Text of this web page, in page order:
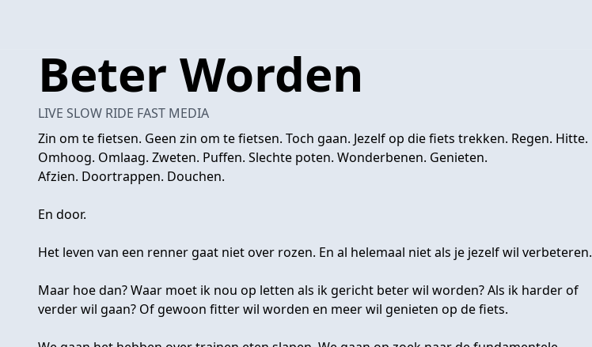
Beter Worden
LIVE SLOW RIDE FAST MEDIA
Zin om te fietsen. Geen zin om te fietsen. Toch gaan. Jezelf op die fiets trekken. Regen. Hitte.
Omhoog. Omlaag. Zweten. Puffen. Slechte poten. Wonderbenen. Genieten.
Afzien. Doortrappen. Douchen.
En door.
Het leven van een renner gaat niet over rozen. En al helemaal niet als je jezelf wil verbeteren.
Maar hoe dan? Waar moet ik nou op letten als ik gericht beter wil worden? Als ik harder of
verder wil gaan? Of gewoon fitter wil worden en meer wil genieten op de fiets.